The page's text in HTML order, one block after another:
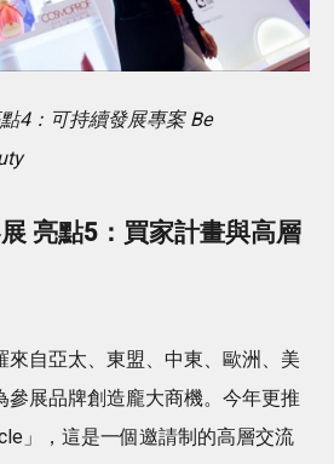
4：可持續發展專案 Be
亮點5：買家計畫與高層
來自亞太、東盟、中東、歐洲、美
參展品牌創造龐大商機。今年更推
」，這是一個邀請制的高層交流